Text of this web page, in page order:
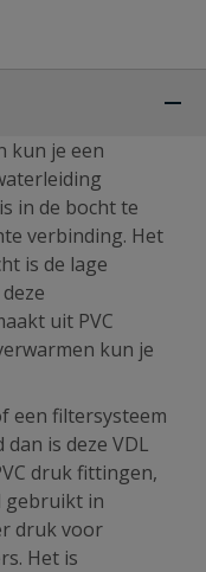
kun je een
in de bocht te
verbinding. Het
is de lage
uit PVC
kun je
een filtersysteem
is deze VDL
druk fittingen,
gebruikt in
druk voor
Het is